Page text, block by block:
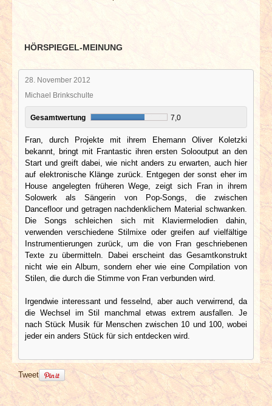
HÖRSPIEGEL-MEINUNG
28. November 2012
Michael Brinkschulte
Gesamtwertung 7,0
Fran, durch Projekte mit ihrem Ehemann Oliver Koletzki
bekannt, bringt mit Frantastic ihren ersten Solooutput an den
Start und greift dabei, wie nicht anders zu erwarten, auch hier
auf elektronische Klänge zurück. Entgegen der sonst eher im
House angelegten früheren Wege, zeigt sich Fran in ihrem
Solowerk als Sängerin von Pop-Songs, die zwischen
Dancefloor und getragen nachdenklichem Material schwanken.
Die Songs schleichen sich mit Klaviermelodien dahin,
verwenden verschiedene Stilmixe oder greifen auf vielfältige
Instrumentierungen zurück, um die von Fran geschriebenen
Texte zu übermitteln. Dabei erscheint das Gesamtkonstrukt
nicht wie ein Album, sondern eher wie eine Compilation von
Stilen, die durch die Stimme von Fran verbunden wird.
Irgendwie interessant und fesselnd, aber auch verwirrend, da
die Wechsel im Stil manchmal etwas extrem ausfallen. Je
nach Stück Musik für Menschen zwischen 10 und 100, wobei
jeder ein anders Stück für sich entdecken wird.
Tweet